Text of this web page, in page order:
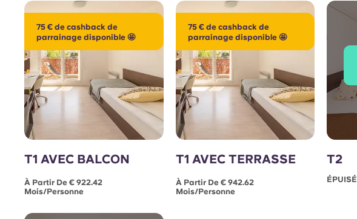
75 € de cashback de
parrainage disponible 🤩
T1 AVEC BALCON
À Partir De € 922.42
Mois/personne
75 € de cashback de
parrainage disponible 🤩
T1 AVEC TERRASSE
À Partir De € 942.62
Mois/personne
T2
ÉPUISÉ